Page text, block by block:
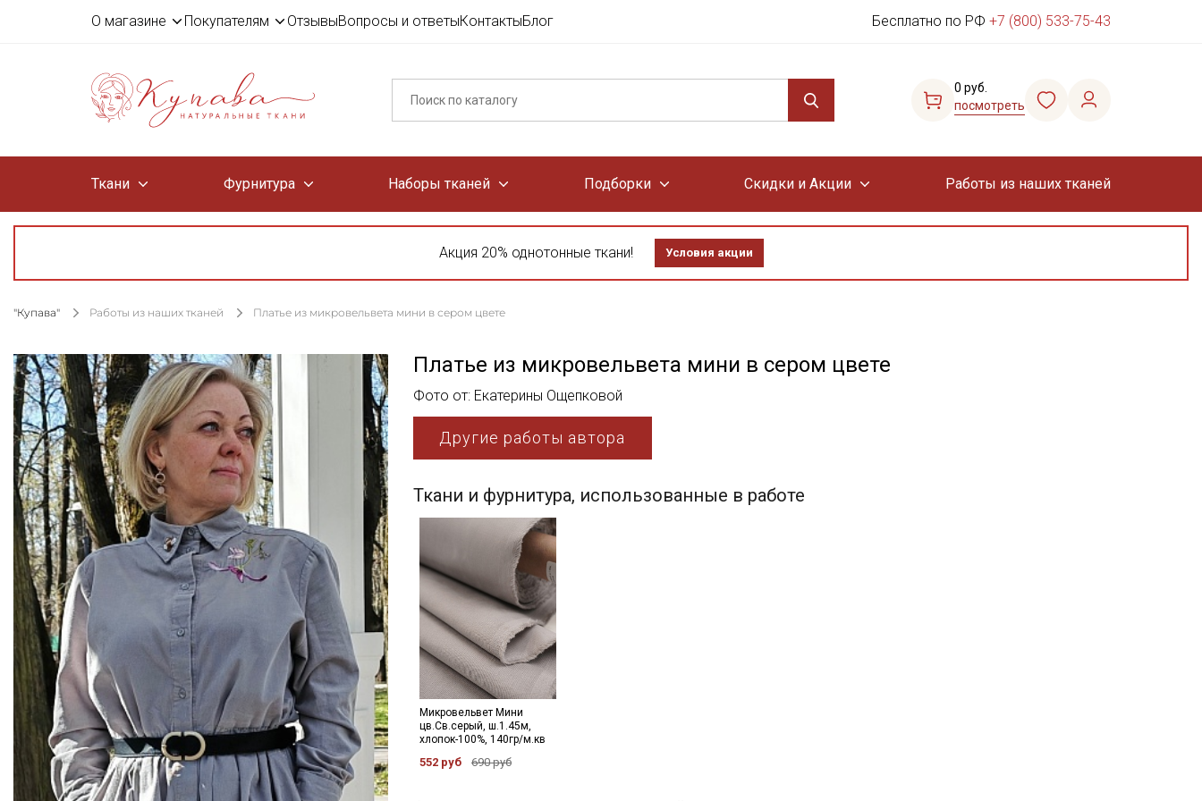
О магазине Покупателям ОтзывыВопросы и ответыКонтактыБлог Бесплатно по РФ +7 (800) 533-75-43
0 руб.
посмотреть
Ткани Фурнитура Наборы тканей Подборки Скидки и Акции Работы из наших тканей
Акция 20% однотонные ткани! Условия акции
"Купава" Работы из наших тканей Платье из микровельвета мини в сером цвете
Платье из микровельвета мини в сером цвете
Фото от: Екатерины Ощепковой
Другие работы автора
Ткани и фурнитура, использованные в работе
Микровельвет Мини
цв.Св.серый, ш.1.45м,
хлопок-100%, 140гр/м.кв
552 руб 690 руб